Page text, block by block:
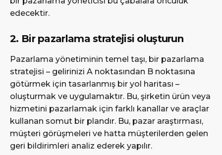
edecektir.
2. Bir pazarlama stratejisi oluşturun
Pazarlama yönetiminin temel taşı, bir pazarlama
stratejisi – gelirinizi A noktasından B noktasına
götürmek için tasarlanmış bir yol haritası –
oluşturmak ve uygulamaktır. Bu, şirketin ürün veya
hizmetini pazarlamak için farklı kanallar ve araçlar
kullanan somut bir plandır. Bu, pazar araştırması,
müşteri görüşmeleri ve hatta müşterilerden gelen
geri bildirimleri analiz ederek yapılır.